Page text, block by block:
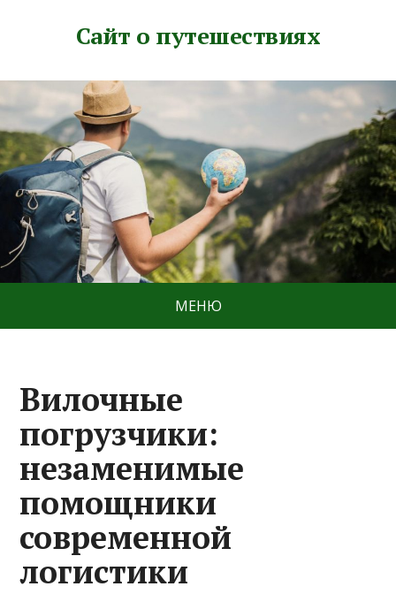
Сайт о путешествиях
МЕНЮ
Вилочные
погрузчики:
незаменимые
помощники
современной
логистики